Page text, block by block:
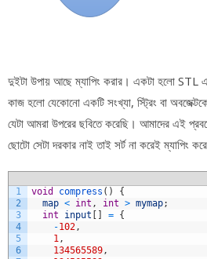
দুইটা উপায় আছে ম্যাপিং করার। একটা হলো
কাজ হলো যেকোনো একটি সংখ্যা, স্ট্রিং বা
যেটা আমরা উপরের ছবিতে করেছি। আমাদের এই
ছোটো সেটা দরকার নাই তাই সর্ট না করেই ম্যাপিং
1
2
3
4
5
6
void compress ( )
{
map < int , int > mymap;
int
input = {
-102,
1,
134565589,